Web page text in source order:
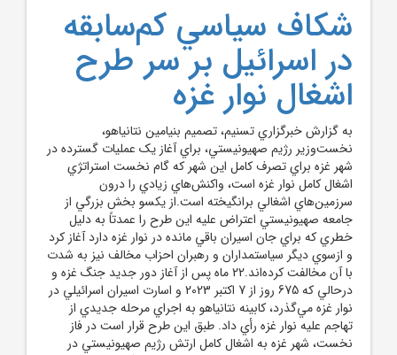
شکاف سياسي کم‌سابقه
در اسرائيل بر سر طرح
اشغال نوار غزه
به گزارش خبرگزاري تسنيم، تصميم بنيامين نتانياهو،
نخست‌وزير رژيم صهيونيستي، براي آغاز يک عمليات گسترده در
شهر غزه براي تصرف کامل اين شهر که گام نخست استراتژي
اشغال کامل نوار غزه است، واکنش‌هاي زيادي را درون
سرزمين‌هاي اشغالي برانگيخته است.از يکسو بخش بزرگي از
جامعه صهيونيستي اعتراض عليه اين طرح را عمدتاً به دليل
خطري که براي جان اسيران باقي‌ مانده در نوار غزه دارد آغاز کرد
و ازسوي ديگر سياستمداران و رهبران احزاب مخالف نيز به شدت
با آن مخالفت کرده‌اند.22 ماه پس از آغاز دور جديد جنگ غزه و
درحالي که 675 روز از 7 اکتبر 2023 و اسارت اسيران اسرائيلي در
نوار غزه مي‌گذرد، کابينه نتانياهو به اجراي مرحله جديدي از
تهاجم عليه نوار غزه رأي داد. طبق اين طرح قرار است در فاز
نخست، شهر غزه به اشغال کامل ارتش رژيم صهيونيستي در